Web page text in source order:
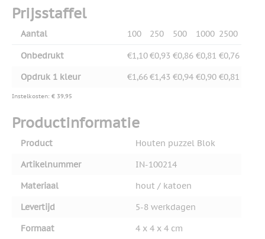
Prijsstaffel
Aantal 100 250 500 1000 2500
Onbedrukt €1,10€0,93 €0,86 €0,81 €0,76
Opdruk 1 kleur
€1,66€1,43 €0,94 €0,90 €0,81
Instelkosten: € 39,95
Productinformatie
Product
Houten puzzel Blok
Artikelnummer
IN-100214
Materiaal
hout / katoen
Levertijd
5-8 werkdagen
Formaat
4 x 4 x 4 cm